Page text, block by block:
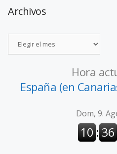
Archivos
Hora
España (en